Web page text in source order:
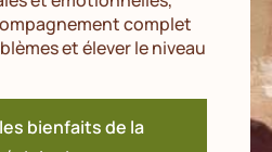
complet
et élever le niveau
bienfaits de la